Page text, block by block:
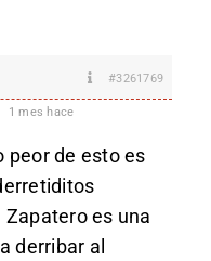
#3261769
1 mes hace
peor de esto es
es una
derribar al